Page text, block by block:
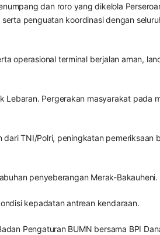
dan roro yang dikelola
penguatan koordinasi dengan
operasional terminal berjalan aman,
Lebaran. Pergerakan masyarakat pada
TNI/Polri, peningkatan pemeriksaan
penyeberangan Merak-Bakauheni.
kepadatan antrean kendaraan.
Pengaturan BUMN bersama BPI